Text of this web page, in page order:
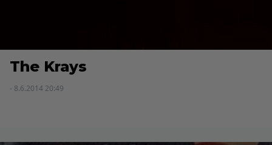
The Krays
- 8.6.2014 20:49